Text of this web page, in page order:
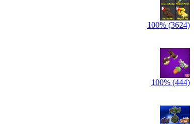
100% (3624)
100% (444)